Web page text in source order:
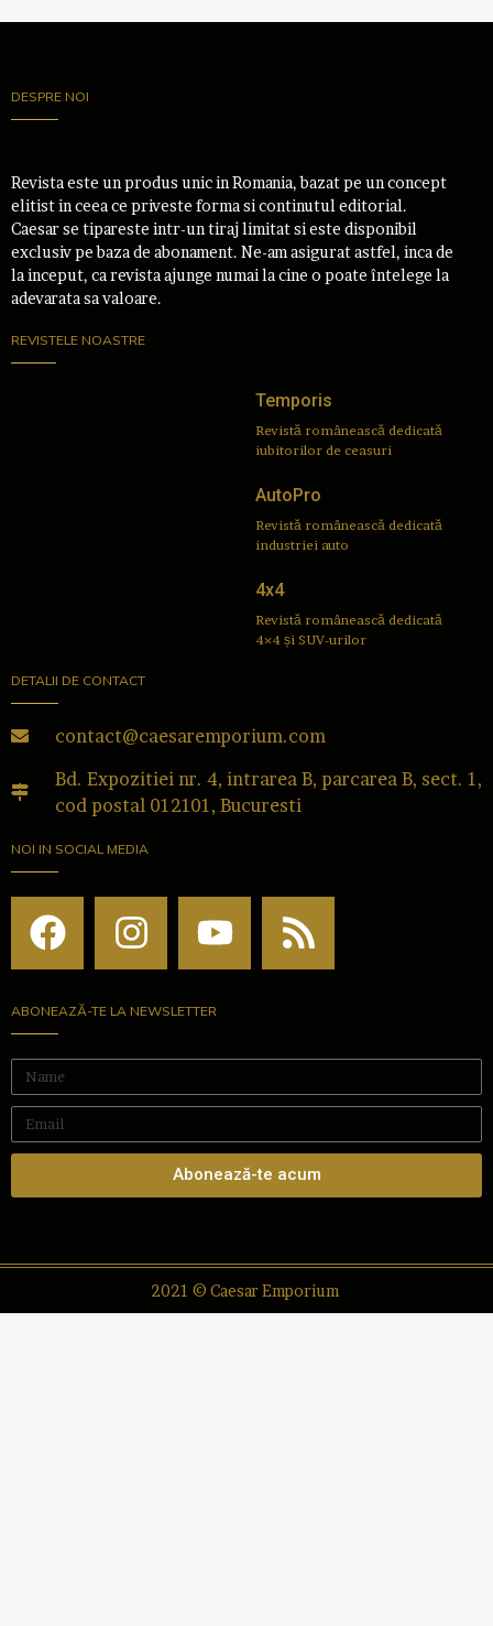
DESPRE NOI
Revista este un produs unic in Romania, bazat pe un concept
elitist in ceea ce priveste forma si continutul editorial.
Caesar se tipareste intr-un tiraj limitat si este disponibil
exclusiv pe baza de abonament. Ne-am asigurat astfel, inca de
la inceput, ca revista ajunge numai la cine o poate întelege la
adevarata sa valoare.
REVISTELE NOASTRE
Temporis
Revistă românească dedicată
iubitorilor de ceasuri
AutoPro
Revistă românească dedicată
industriei auto
4x4
Revistă românească dedicată
4×4 și SUV-urilor
DETALII DE CONTACT
contact@caesaremporium.com
Bd. Expozitiei nr. 4, intrarea B, parcarea B, sect. 1,
cod postal 012101, Bucuresti
NOI IN SOCIAL MEDIA
ABONEAZĂ-TE LA NEWSLETTER
Abonează-te acum
2021 © Caesar Emporium